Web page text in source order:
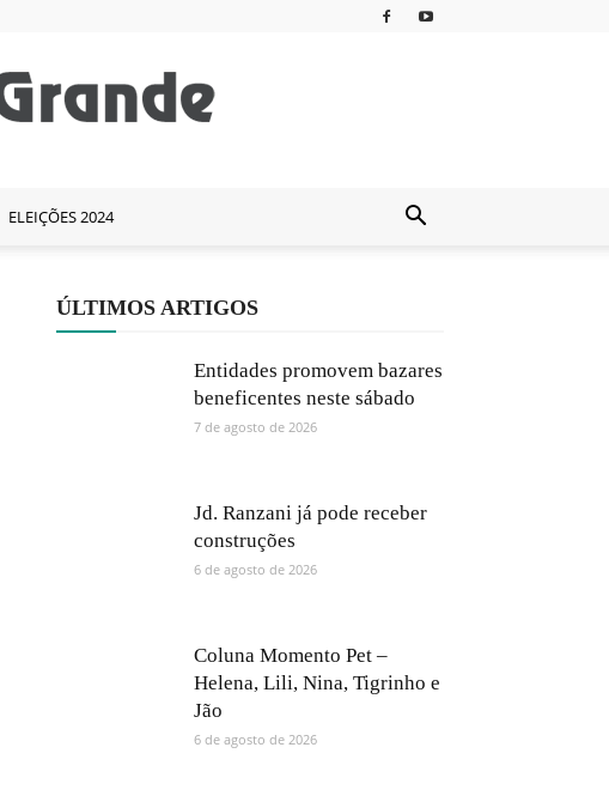
ELEIÇÕES 2024
ÚLTIMOS ARTIGOS
Entidades promovem bazares
beneficentes neste sábado
7 de agosto de 2026
Jd. Ranzani já pode receber
construções
6 de agosto de 2026
Coluna Momento Pet –
Helena, Lili, Nina, Tigrinho e
Jão
6 de agosto de 2026